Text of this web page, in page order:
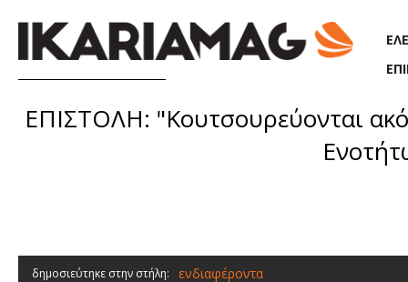
ΕΠΙΣΤΟΛΗ: "Κουτσουρεύονται
δημοσιεύτηκε στην στήλη: ενδιαφέροντα